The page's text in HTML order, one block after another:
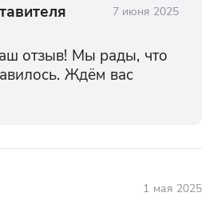
7 июня 2025
отзыв! Мы рады, что
Ждём вас
1 мая 2025